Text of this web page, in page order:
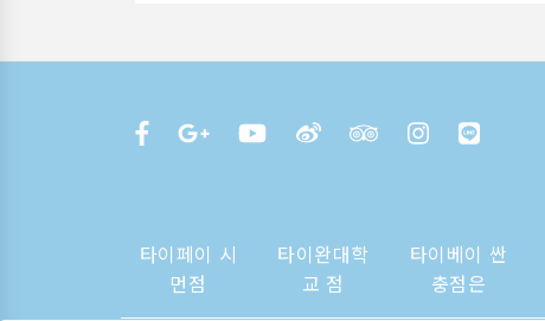
타이페이 시
먼점
타이완대학
교 점
타이베이 싼
충점은